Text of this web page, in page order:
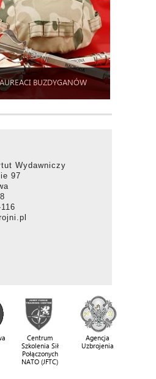
BUZDYGANÓW
Wydawniczy
97
Centrum
Szkolenia Sił
Połączonych
NATO (JFTC)
Agencja
Uzbrojenia